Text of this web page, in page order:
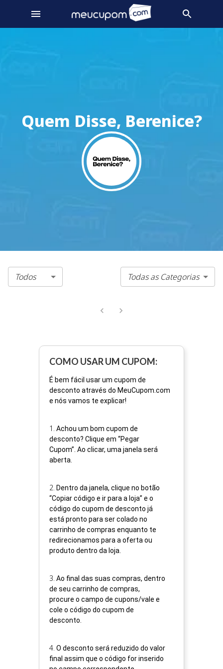
Quem Disse, Berenice?
Todos Todas as Categorias
COMO USAR UM CUPOM:
É bem fácil usar um cupom de
desconto através do MeuCupom.com
e nós vamos te explicar!
1 . Achou um bom cupom de
desconto? Clique em “Pegar
Cupom”. Ao clicar, uma janela será
aberta.
2. Dentro da janela, clique no botão
“Copiar código e ir para a loja” e o
código do cupom de desconto já
está pronto para ser colado no
carrinho de compras enquanto te
redirecionamos para a oferta ou
produto dentro da loja.
3. Ao final das suas compras, dentro
de seu carrinho de compras,
procure o campo de cupons/vale e
cole o código do cupom de
desconto.
4. O desconto será reduzido do valor
final assim que o código for inserido